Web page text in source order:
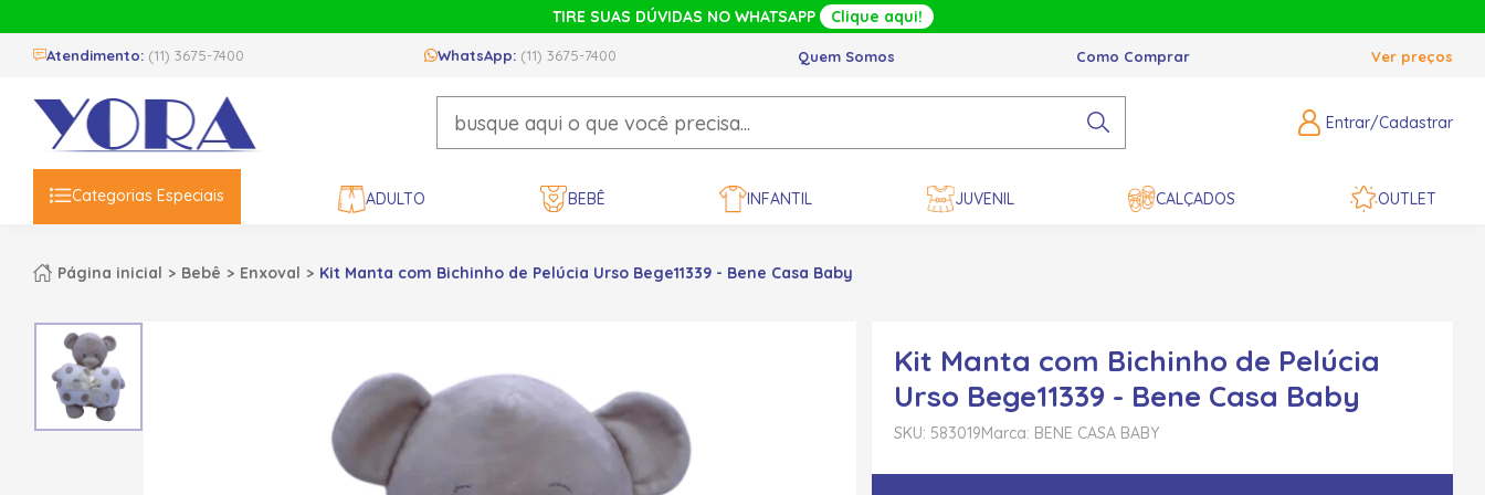
TIRE SUAS DÚVIDAS NO WHATSAPP Clique aqui!
Atendimento: (11) 3675-7400 WhatsApp: (11) 3675-7400 Quem Somos Como Comprar Ver preços
Entrar/Cadastrar
Categorias Especiais ADULTO BEBÊ INFANTIL JUVENIL CALÇADOS OUTLET
Página inicial Bebê Enxoval Kit Manta com Bichinho de Pelúcia Urso Bege11339 - Bene Casa Baby
Kit Manta com Bichinho de Pelúcia
Urso Bege11339 - Bene Casa Baby
SKU: 583019Marca: BENE CASA BABY